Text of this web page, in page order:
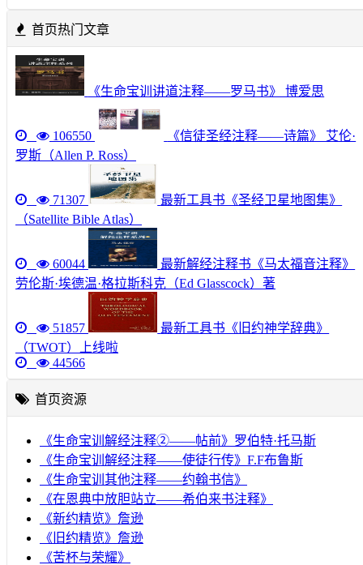
首页热门文章
《生命宝训讲道注释——罗马书》 博爱思
106550
《信徒圣经注释——诗篇》 艾伦·
罗斯（Allen P. Ross）
71307
最新工具书《圣经卫星地图集》
（Satellite Bible Atlas）
60044
最新解经注释书《马太福音注释》
劳伦斯·埃德温·格拉斯科克（Ed Glasscock）著
51857
最新工具书《旧约神学辞典》
（TWOT）上线啦
44566
首页资源
《生命宝训解经注释②——帖前》罗伯特·托马斯
《生命宝训解经注释——使徒行传》F.F布鲁斯
《生命宝训其他注释——约翰书信》
《在恩典中放胆站立——希伯来书注释》
《新约精览》詹逊
《旧约精览》詹逊
《苦杯与荣耀》